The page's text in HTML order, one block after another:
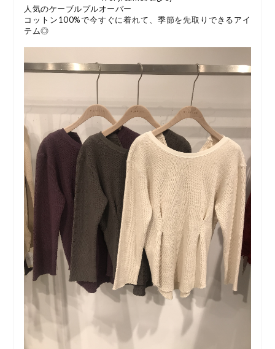
人気のケーブルプルオーバー
コットン100%で今すぐに着れて、季節を先取りできるアイ
テム◎